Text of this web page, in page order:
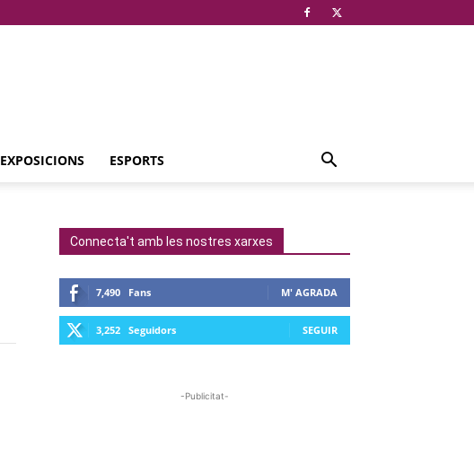
EXPOSICIONS ESPORTS
Connecta't amb les nostres xarxes
7,490 Fans M' AGRADA
3,252 Seguidors SEGUIR
-Publicitat-